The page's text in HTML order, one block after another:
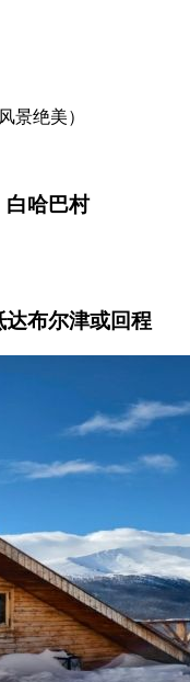
景绝美）
哈巴村
布尔津或回程